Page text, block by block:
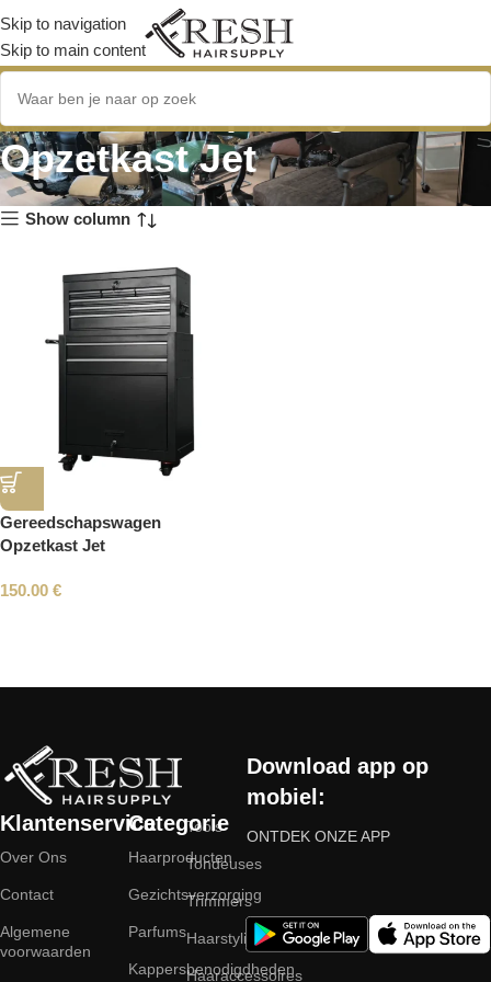
Skip to navigation
Skip to main content
Gereedschapswagen
Opzetkast Jet
Show column
Gereedschapswagen
Opzetkast Jet
150.00 €
Klantenservice
Over Ons
Contact
Algemene
voorwaarden
Categorie
Haarproducten
Gezichtsverzorging
Parfums
Kappersbenodigdheden
Tools
Tondeuses
Trimmers
Haarstyling
Haaraccessoires
Download app op
mobiel:
ONTDEK ONZE APP